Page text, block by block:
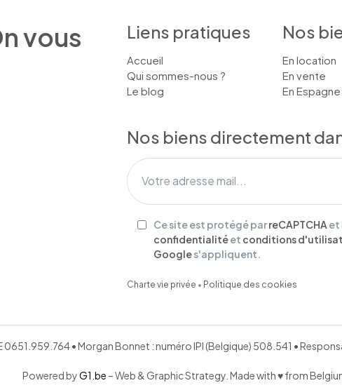
vous
Liens pratiques
Accueil
Qui sommes-nous ?
Le blog
Nos
En location
En vente
En Espagne
Nos biens directement
Ce site est protégé parreCAPTCHA et
confidentialitéet conditions
Googles'appliquent.
Charte vie privée • Politique des cookies
0651.959.764 • Morgan Bonnet : numéro IPI (Belgique) 508.541 •
Powered byG1.be – Web & Graphic Strategy. Made with ♥ from